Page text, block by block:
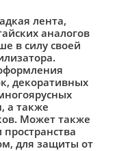
лента,
аналогов
в силу своей
декоративных
а также
Может также
для защиты от